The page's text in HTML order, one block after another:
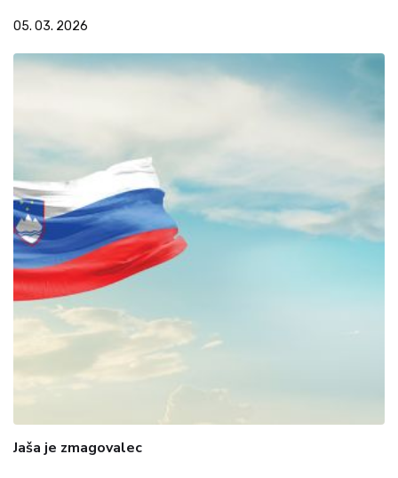
05. 03. 2026
Jaša je zmagovalec